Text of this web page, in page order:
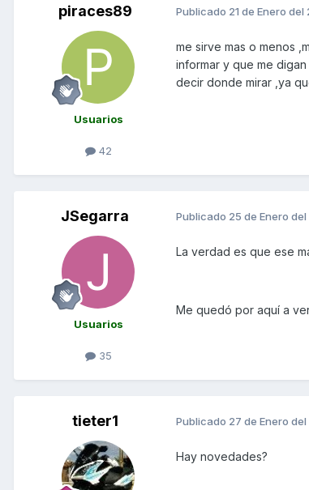
piraces89
Usuarios
42
Publicado 21 de Enero del
me sirve mas o menos
informar y que me
decir donde mirar ,ya
JSegarra
Usuarios
35
Publicado 25 de Enero
La verdad es que ese
Me quedó por aquí a
tieter1 Publicado 27 de Enero
Hay novedades?